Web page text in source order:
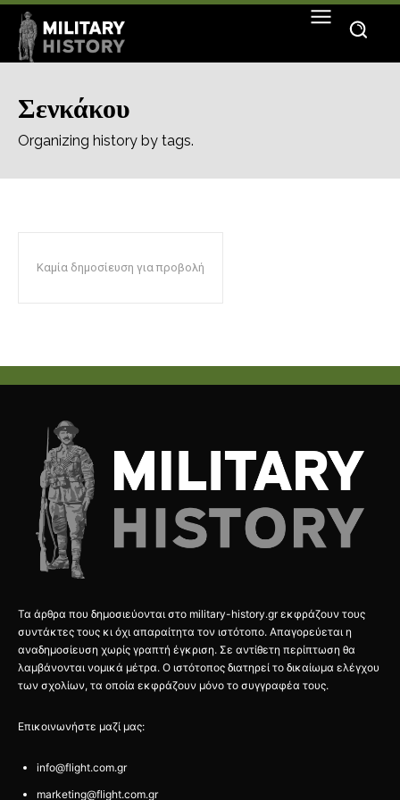
Σενκάκου
Organizing history by tags.
Καμία δημοσίευση για προβολή
Τα άρθρα που δημοσιεύονται στο military-history.gr εκφράζουν τους
συντάκτες τους κι όχι απαραίτητα τον ιστότοπο. Απαγορεύεται η
αναδημοσίευση χωρίς γραπτή έγκριση. Σε αντίθετη περίπτωση θα
λαμβάνονται νομικά μέτρα. Ο ιστότοπος διατηρεί το δικαίωμα ελέγχου
των σχολίων, τα οποία εκφράζουν μόνο το συγγραφέα τους.
Επικοινωνήστε μαζί μας:
info@flight.com.gr
marketing@flight.com.gr